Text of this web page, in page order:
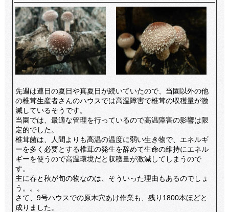
先週は連日の夏日や真夏日が続いていたので、当園以外の他
の椎茸生産者さんのハウスでは高温障害で椎茸の収穫量が激
減しているそうです。
当園では、最適な管理を行っているので高温障害の影響は限
定的でした。
椎茸菌は、人間よりも高温の温度に弱い生き物で、エネルギ
ーを多く必要とする椎茸の発生を辞めて生命の維持にエネル
ギーを使うので高温環境だと収穫量が激減してしまうので
す。
主に春と秋が旬の物なのは、そういった理由もあるのでしょ
う。。。
さて、9号ハウスでの原木穴あけ作業も、残り1800本ほどと
成りました。